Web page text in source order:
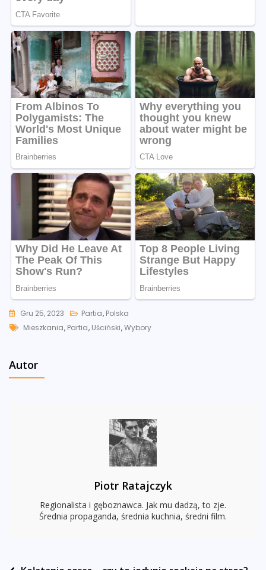
Gru 25, 2023 Partia, Polska
Tags
Mieszkania, Partia, Uściński,Wybory
Autor
Piotr Ratajczyk
Regionalista i gęboznawca. Jak mu dadzą, to zje.
Średnia propaganda, średnia kuchnia, średni film.